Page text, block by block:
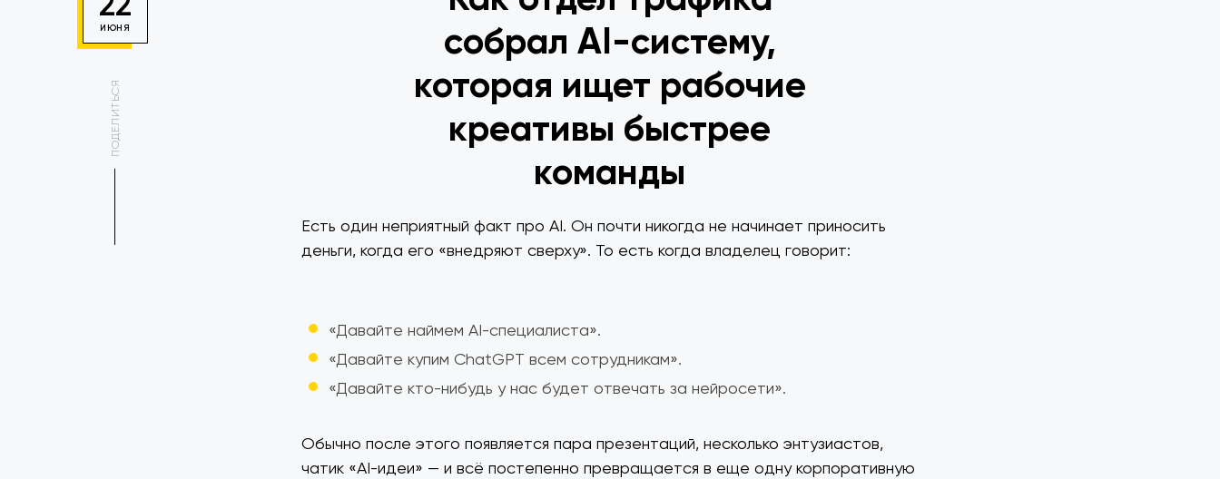
ИЮНЯ
ПОДЕЛИТЬСЯ
собрал AI-систему,
которая ищет рабочие
креативы быстрее
команды
Есть один неприятный факт про AI. Он почти никогда не начинает приносить
деньги, когда его «внедряют сверху». То есть когда владелец говорит:
«Давайте наймем AI-специалиста».
«Давайте купим ChatGPT всем сотрудникам».
«Давайте кто-нибудь у нас будет отвечать за нейросети».
Обычно после этого появляется пара презентаций, несколько энтузиастов,
чатик «AI-идеи» — и всё постепенно превращается в еще одну корпоративную